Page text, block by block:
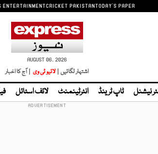
ENTERTAINMENTCRICKET PAKISTANTODAY'S PAPER
AUGUST 06, 2026
اشتہار لگائیں | لائیو ٹی وی | آج کا اخبار
نیشنل ٹاپ ٹرینڈ انٹرٹینمنٹ لائف اسٹائل